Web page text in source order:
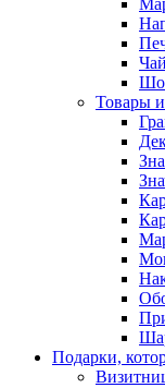
Товары
Подарки,